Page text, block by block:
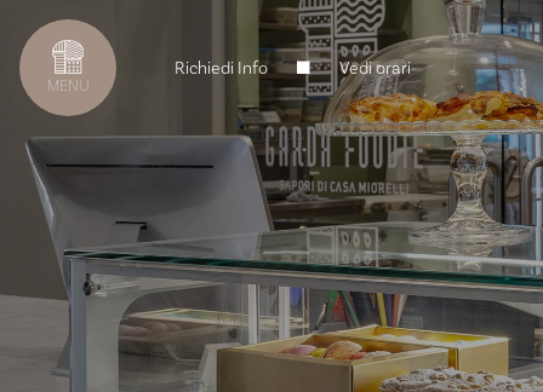
MENU
Richiedi Info Vedi orari